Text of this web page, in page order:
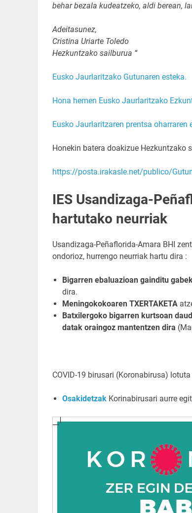
behar bezala kudeatzeko, aldi berean,
Adeitasunez,
Cristina Uriarte Toledo
Hezkuntzako sailburua “
Eusko Jaurlaritzako Gutunaren esteka.
Hona hemen Eusko Jaurlaritzako
Eusko Jaurlaritzaren prentsa oharraren
Honekin batera doakizue Hezkuntzako
https://posta.irakasle.net/publico/
IES Usandizaga-
hartutako neurriak
Usandizaga-Peñaflorida-Amara BHI
ondorioz, hurrengo neurriak hartu dira :
Bigarren ebaluazioan gainditu
dira.
Meningokokoaren TXERTAKETA
Batxilergoko bigarren kurtsoan
datak oraingoz mantentzen dira
COVID-19 birusari (Koronabirusa)
OsakidetzakKorinabirusari aurre